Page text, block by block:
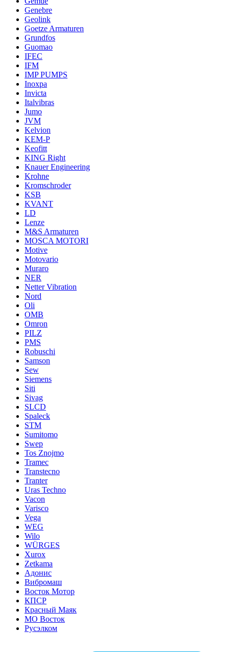
Genebre
Geolink
Goetze Armaturen
Grundfos
Guomao
IFEC
IFM
IMP PUMPS
Inoxpa
Invicta
Italvibras
Jumo
JVM
Kelvion
KEM-P
Keofitt
KING Right
Knauer Engineering
Krohne
Kromschroder
KSB
KVANT
LD
Lenze
M&S Armaturen
MOSCA MOTORI
Motive
Motovario
Muraro
NER
Netter Vibration
Nord
Oli
OMB
Omron
PILZ
PMS
Robuschi
Samson
Sew
Siemens
Siti
Sivag
SLCD
Spaleck
STM
Sumitomo
Swep
Tos Znojmo
Tramec
Transtecno
Tranter
Uras Techno
Vacon
Varisco
Vega
WEG
Wilo
WÜRGES
Xurox
Zetkama
Адонис
Вибромаш
Восток Мотор
КПСР
Красный Маяк
МО Восток
Русэлком